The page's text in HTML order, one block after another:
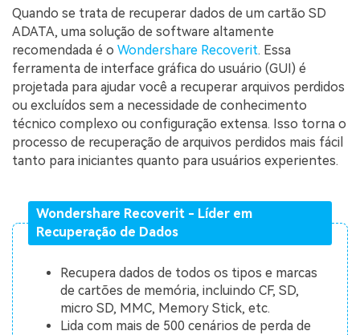
Quando se trata de recuperar dados de um cartão SD
ADATA, uma solução de software altamente
recomendada é o Wondershare Recoverit. Essa
ferramenta de interface gráfica do usuário (GUI) é
projetada para ajudar você a recuperar arquivos perdidos
ou excluídos sem a necessidade de conhecimento
técnico complexo ou configuração extensa. Isso torna o
processo de recuperação de arquivos perdidos mais fácil
tanto para iniciantes quanto para usuários experientes.
Wondershare Recoverit - Líder em
Recuperação de Dados
Recupera dados de todos os tipos e marcas
de cartões de memória, incluindo CF, SD,
micro SD, MMC, Memory Stick, etc.
Lida com mais de 500 cenários de perda de